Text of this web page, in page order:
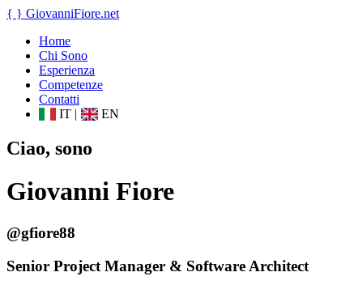
{ } GiovanniFiore.net
Home
Chi Sono
Esperienza
Competenze
Contatti
IT | EN
Ciao, sono
Giovanni Fiore
@gfiore88
Senior Project Manager & Software Architect